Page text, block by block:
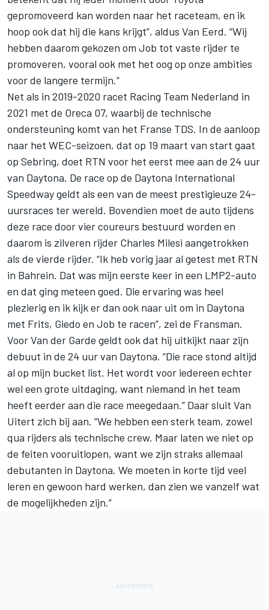
gepromoveerd kan worden naar het raceteam, en ik
hoop ook dat hij die kans krijgt”, aldus Van Eerd. “Wij
hebben daarom gekozen om Job tot vaste rijder te
promoveren, vooral ook met het oog op onze ambities
voor de langere termijn.”
Net als in 2019-2020 racet Racing Team Nederland in
2021 met de Oreca 07, waarbij de technische
ondersteuning komt van het Franse TDS. In de aanloop
naar het WEC-seizoen, dat op 19 maart van start gaat
op Sebring, doet RTN voor het eerst mee aan de 24 uur
van Daytona. De race op de Daytona International
Speedway geldt als een van de meest prestigieuze 24-
uursraces ter wereld. Bovendien moet de auto tijdens
deze race door vier coureurs bestuurd worden en
daarom is zilveren rijder Charles Milesi aangetrokken
als de vierde rijder. “Ik heb vorig jaar al getest met RTN
in Bahrein. Dat was mijn eerste keer in een LMP2-auto
en dat ging meteen goed. Die ervaring was heel
plezierig en ik kijk er dan ook naar uit om in Daytona
met Frits, Giedo en Job te racen”, zei de Fransman.
Voor Van der Garde geldt ook dat hij uitkijkt naar zijn
debuut in de 24 uur van Daytona. “Die race stond altijd
al op mijn bucket list. Het wordt voor iedereen echter
wel een grote uitdaging, want niemand in het team
heeft eerder aan die race meegedaan.” Daar sluit Van
Uitert zich bij aan. “We hebben een sterk team, zowel
qua rijders als technische crew. Maar laten we niet op
de feiten vooruitlopen, want we zijn straks allemaal
debutanten in Daytona. We moeten in korte tijd veel
leren en gewoon hard werken, dan zien we vanzelf wat
de mogelijkheden zijn.”